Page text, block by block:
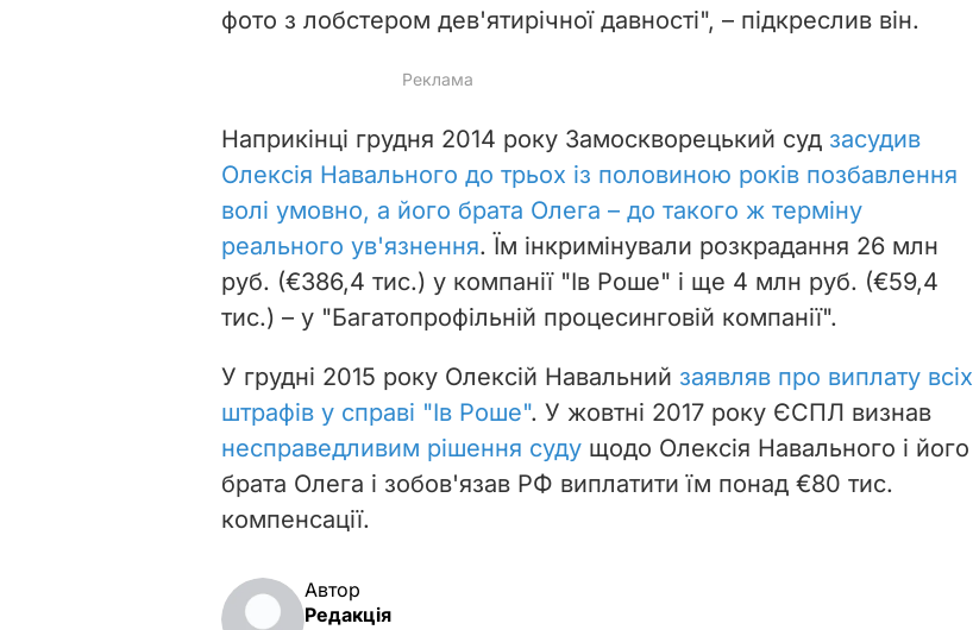
фото з лобстером дев'ятирічної давності", – підкреслив він.
Наприкінці грудня 2014 року Замоскворецький суд засудив
Олексія Навального до трьох із половиною років позбавлення
волі умовно, а його брата Олега – до такого ж терміну
реального ув'язнення. Їм інкримінували розкрадання 26 млн
руб. (€386,4 тис.) у компанії "Ів Роше" і ще 4 млн руб. (€59,4
тис.) – у "Багатопрофільній процесинговій компанії".
У грудні 2015 року Олексій Навальний заявляв про виплату всіх
штрафів у справі "Ів Роше". У жовтні 2017 року ЄСПЛ визнав
несправедливим рішення суду щодо Олексія Навального і його
брата Олега і зобов'язав РФ виплатити їм понад €80 тис.
компенсації.
Автор
Редакція